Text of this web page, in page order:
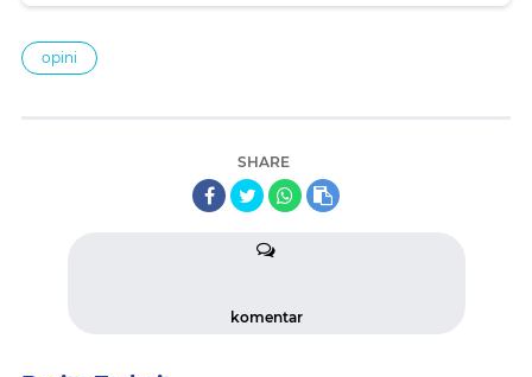
opini
SHARE
komentar